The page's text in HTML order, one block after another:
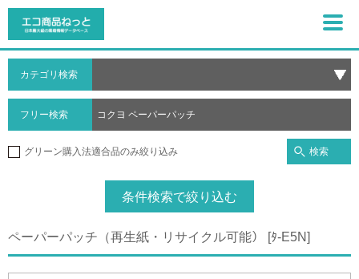
カテゴリ検索
フリー検索
グリーン購入法適合品のみ絞り込み 検索
条件検索で絞り込む
ペーパーパッチ（再生紙・リサイクル可能） [ﾀ-E5N]